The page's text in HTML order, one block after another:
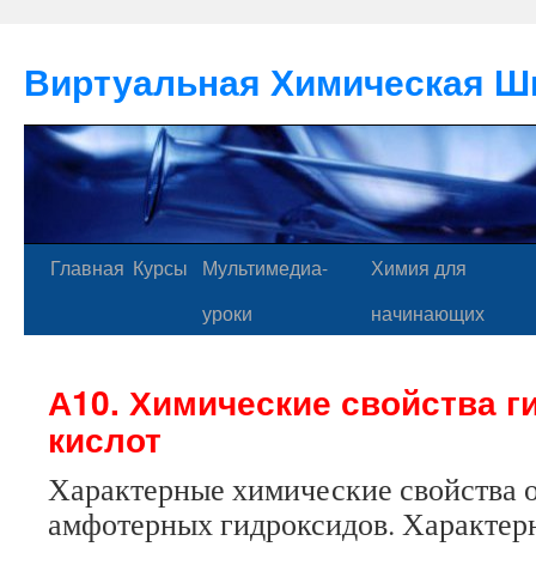
Виртуальная Химическая
Главная Курсы
Мультимедиа-
уроки
Химия для
начинающих
А10. Химические свойства
кислот
Характерные химические свойства
амфотерных гидроксидов.